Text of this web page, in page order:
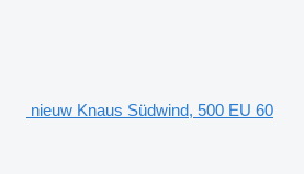
nieuw Knaus Südwind, 500 EU 60